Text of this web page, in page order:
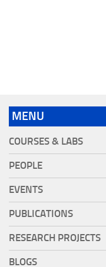
MENU
COURSES & LABS
PEOPLE
EVENTS
PUBLICATIONS
RESEARCH PROJECTS
BLOGS